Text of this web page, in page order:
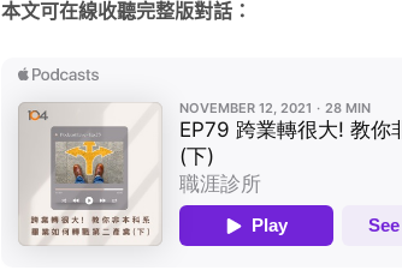
本文可在線收聽完整版對話：